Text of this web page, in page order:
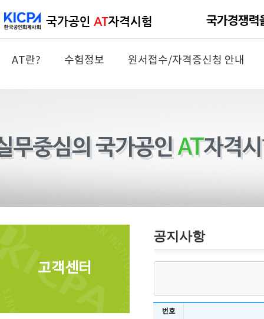
AT란? 수험정보 원서접수/자격증신청 안내
고객센터
공지사항
번호